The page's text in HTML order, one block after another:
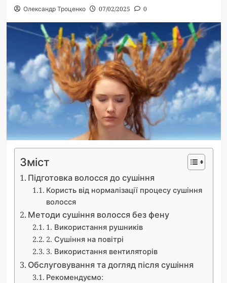
Олександр Троценко 07/02/2025 0
Зміст
Підготовка волосся до сушіння
Користь від нормалізації процесу сушіння
волосся
Методи сушіння волосся без фену
1. Використання рушників
2. Сушіння на повітрі
3. Використання вентиляторів
Обслуговування та догляд після сушіння
Рекомендуємо: